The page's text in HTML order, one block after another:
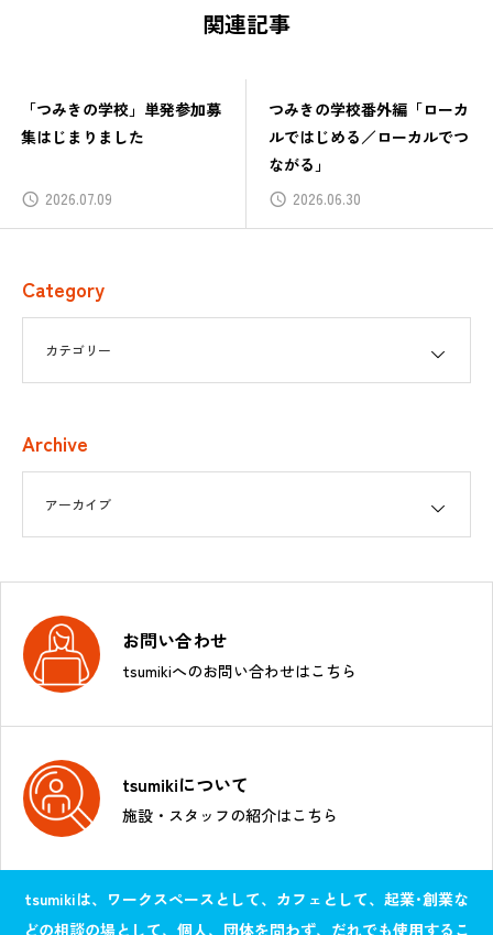
関連記事
「つみきの学校」単発参加募
集はじまりました
2026.07.09
つみきの学校番外編「ローカ
ルではじめる／ローカルでつ
ながる」
2026.06.30
Category
Archive
お問い合わせ
tsumikiへのお問い合わせはこちら
tsumikiについて
施設・スタッフの紹介はこちら
tsumikiは、ワークスペースとして、カフェとして、起業･創業な
どの相談の場として、個人、団体を問わず、だれでも使用するこ